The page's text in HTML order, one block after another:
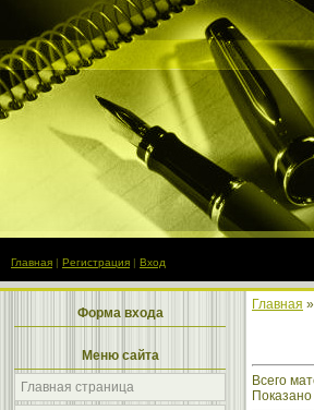
Главная | Регистрация | Вход
Форма входа
Меню сайта
Главная страница
Главная »
Всего